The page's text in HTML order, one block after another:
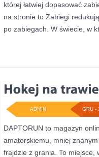
której łatwiej dopasować
na stronie to Zabiegi
po zabiegach. W świecie, w
GRU -
ADMIN
DAPTORUN to magazyn
amatorskiemu, mniej
frajdzie z grania. To miejsce,